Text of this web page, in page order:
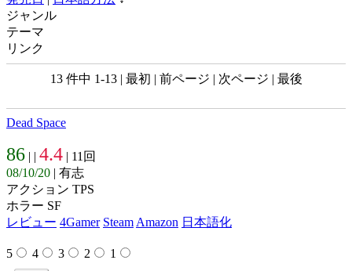
ジャンル
テーマ
リンク
13 件中 1-13 | 最初 | 前ページ | 次ページ | 最後
Dead Space
86 | | 4.4 | 11回
08/10/20 | 有志
アクション TPS
ホラー SF
レビュー 4Gamer Steam Amazon 日本語化
5 4 3 2 1